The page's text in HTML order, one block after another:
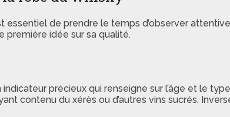
essentiel de prendre le temps d’observer
première idée sur sa qualité.
précieux qui renseigne sur l’âge et le
contenu du xérès ou d’autres vins sucrés.